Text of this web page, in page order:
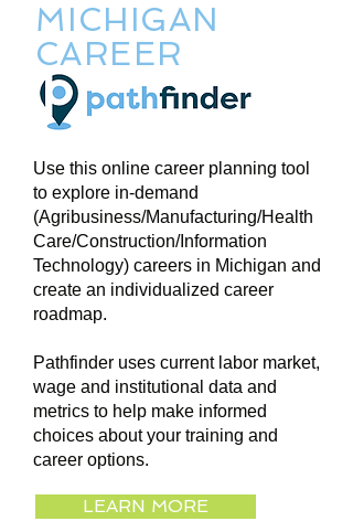
MICHIGAN
CAREER
Use this online career planning tool
to explore in-demand
(Agribusiness/Manufacturing/Health
Care/Construction/Information
Technology) careers in Michigan and
create an individualized career
roadmap.
Pathfinder uses current labor market,
wage and institutional data and
metrics to help make informed
choices about your training and
career options.
LEARN MORE